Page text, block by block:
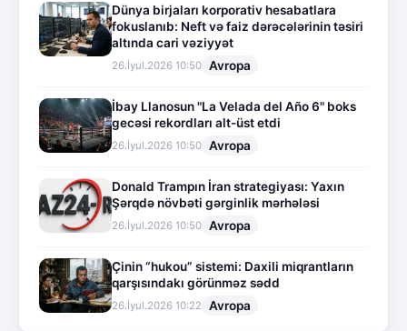
Dünya birjaları korporativ hesabatlara
fokuslanıb: Neft və faiz dərəcələrinin təsiri
altında cari vəziyyət
26.İyul.2026 10:50 Avropa
İbay Llanosun "La Velada del Año 6" boks
gecəsi rekordları alt-üst etdi
26.İyul.2026 10:50 Avropa
Donald Trampın İran strategiyası: Yaxın
Şərqdə növbəti gərginlik mərhələsi
26.İyul.2026 10:50 Avropa
Çinin “hukou” sistemi: Daxili miqrantların
qarşısındakı görünməz sədd
26.İyul.2026 10:22 Avropa